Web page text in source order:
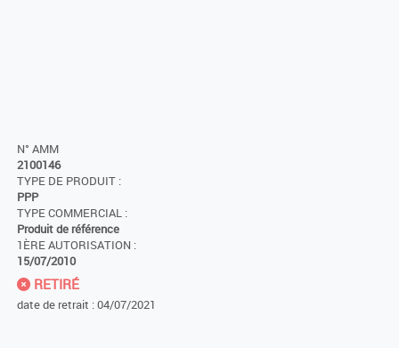
N° AMM
2100146
TYPE DE PRODUIT :
PPP
TYPE COMMERCIAL :
Produit de référence
1ÈRE AUTORISATION :
15/07/2010
RETIRÉ
date de retrait : 04/07/2021